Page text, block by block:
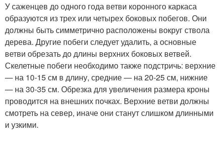
У саженцев до одного года ветви коронного каркаса
образуются из трех или четырех боковых побегов. Они
должны быть симметрично расположены вокруг ствола
дерева. Другие побеги следует удалить, а основные
ветви обрезать до длины верхних боковых ветвей.
Скелетные побеги необходимо также подстричь: верхние
— на 10-15 см в длину, средние — на 20-25 см, нижние
— на 30-35 см. Обрезка для увеличения размера кроны
проводится на внешних почках. Верхние ветви должны
смотреть на север, иначе они станут слишком длинными
и узкими.